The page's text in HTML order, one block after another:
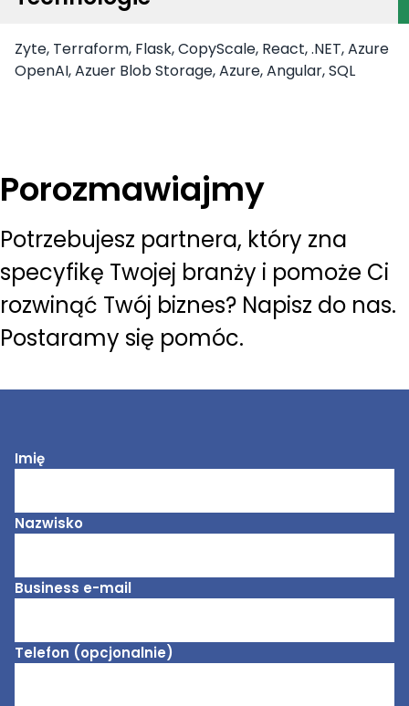
Zyte, Terraform, Flask, CopyScale, React, .NET, Azure
OpenAI, Azuer Blob Storage, Azure, Angular, SQL
Porozmawiajmy
Potrzebujesz partnera, który zna
specyfikę Twojej branży i pomoże Ci
rozwinąć Twój biznes? Napisz do nas.
Postaramy się pomóc.
Imię
Nazwisko
Business e-mail
Telefon (opcjonalnie)